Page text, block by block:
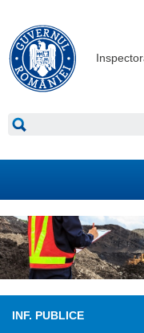
INF. PUBLICE